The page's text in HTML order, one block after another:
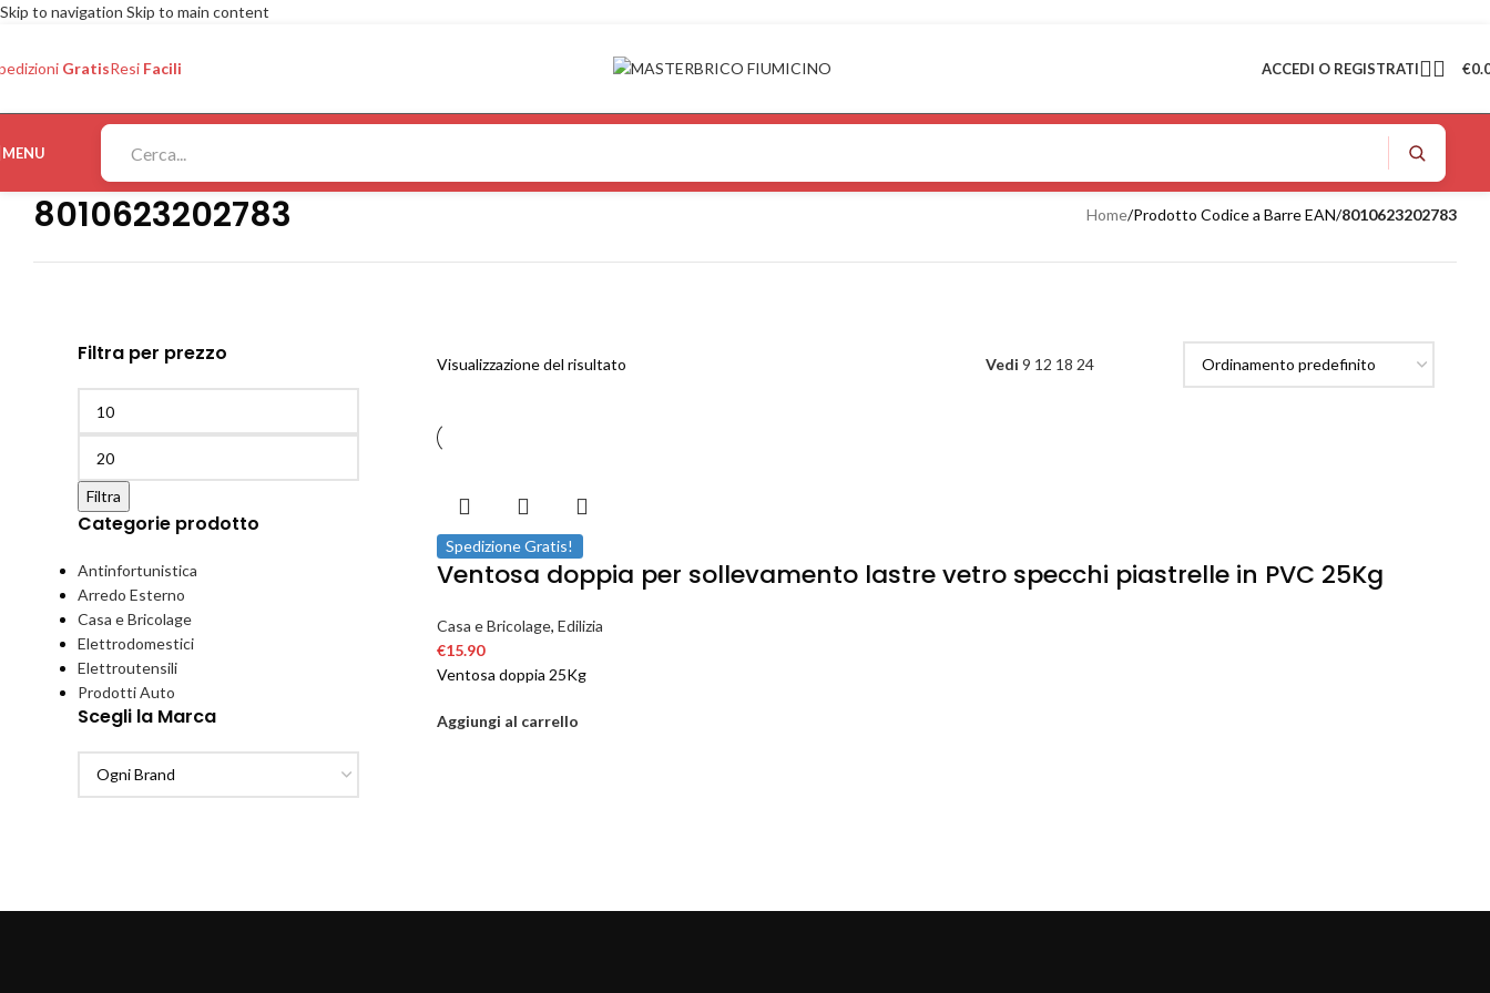
Skip to navigation Skip to main content
GratisResi Facili ACCEDI O REGISTRATI €
MENU
8010623202783 Home/Prodotto Codice a Barre EAN/8010623202783
Filtra per prezzo
Filtra
Categorie prodotto
Antinfortunistica
Arredo Esterno
Casa e Bricolage
Elettrodomestici
Elettroutensili
Prodotti Auto
Scegli la Marca
Visualizzazione del risultato Vedi 9 12 18 24
Spedizione Gratis!
Ventosa doppia per sollevamento lastre vetro specchi piastrelle in PVC 25Kg
Casa e Bricolage, Edilizia
€15.90
Ventosa doppia 25Kg
Aggiungi al carrello